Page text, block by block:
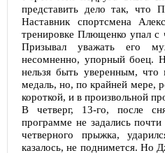
представить дело так, что
Наставник спортсмена
тренировке Плющенко упал с
Призывал уважать его
несомненно, упорный боец.
нельзя быть уверенным,
медаль, но, по крайней мере,
короткой, и в произвольной
В четверг, 13-го, после
программе не задались
четверного прыжка,
казалось, не поднимется. Но